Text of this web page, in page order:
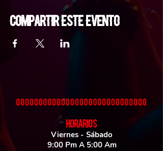
Compartir este evento
HORARIOS
Viernes - Sábado
9:00 Pm A 5:00 Am